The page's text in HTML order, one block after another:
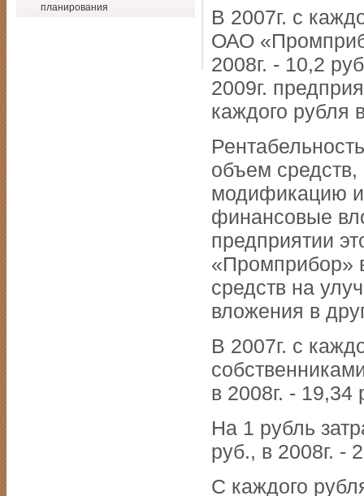
планирования
В 2007г. с
ОАО
2008г. - 10,2
2009г.
каждого рубля
объем
модификацию и
финансовые
предприятии
«Промприбор»
средств на
вложения в
В 2007г. с
в 2008г. - 19,34
На 1 рубль
руб., в 2008г. -
С каждого